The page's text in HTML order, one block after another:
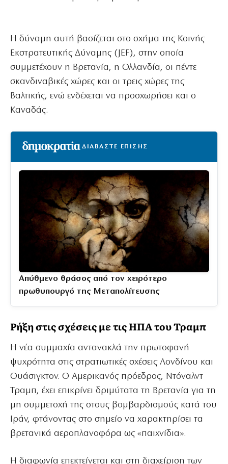
Η δύναμη αυτή βασίζεται στο σχήμα της Κοινής
Εκστρατευτικής Δύναμης (JEF), στην οποία
συμμετέχουν η Βρετανία, η Ολλανδία, οι πέντε
σκανδιναβικές χώρες και οι τρεις χώρες της
Βαλτικής, ενώ ενδέχεται να προσχωρήσει και ο
Καναδάς.
ΔΙΑΒΑΣΤΕ ΕΠΙΣΗΣ
Απύθμενο θράσος από τον χειρότερο
πρωθυπουργό της Μεταπολίτευσης
Ρήξη στις σχέσεις με τις ΗΠΑ του Τραμπ
Η νέα συμμαχία αντανακλά την πρωτοφανή
ψυχρότητα στις στρατιωτικές σχέσεις Λονδίνου και
Ουάσιγκτον. Ο Αμερικανός πρόεδρος, Ντόναλντ
Τραμπ, έχει επικρίνει δριμύτατα τη Βρετανία για τη
μη συμμετοχή της στους βομβαρδισμούς κατά του
Ιράν, φτάνοντας στο σημείο να χαρακτηρίσει τα
βρετανικά αεροπλανοφόρα ως «παιχνίδια».
Η διαφωνία επεκτείνεται και στη διαχείριση των